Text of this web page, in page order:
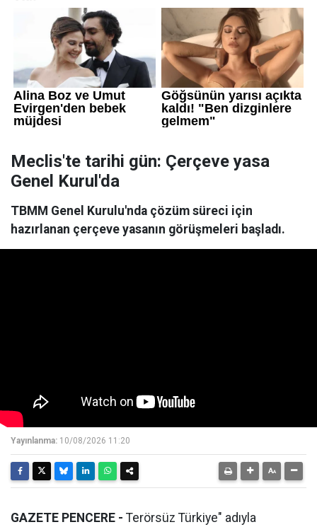
Meclis'te tarihi gün: Çerçeve yasa
Genel Kurul'da
TBMM Genel Kurulu'nda çözüm süreci için
hazırlanan çerçeve yasanın görüşmeleri başladı.
Yayınlanma: 10/08/2026 11:20
GAZETE PENCERE - Terörsüz Türkiye" adıyla